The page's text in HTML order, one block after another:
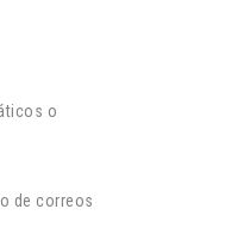
o
de correos